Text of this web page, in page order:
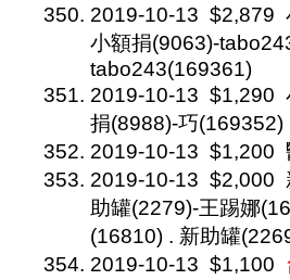
2019-10-13 $2,879
小額捐(9063)-
tabo243(169361)
2019-10-13 $1,290
捐(8988)-巧(169352)
2019-10-13 $1,200
2019-10-13 $2,000
助罐(2279)-王踢娜
(16810) . 新助罐
2019-10-13 $1,100